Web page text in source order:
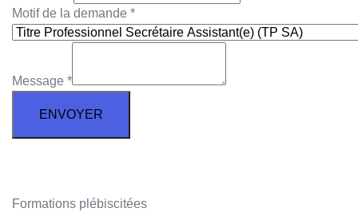
Motif de la demande *
Message *
ENVOYER
Formations plébiscitées